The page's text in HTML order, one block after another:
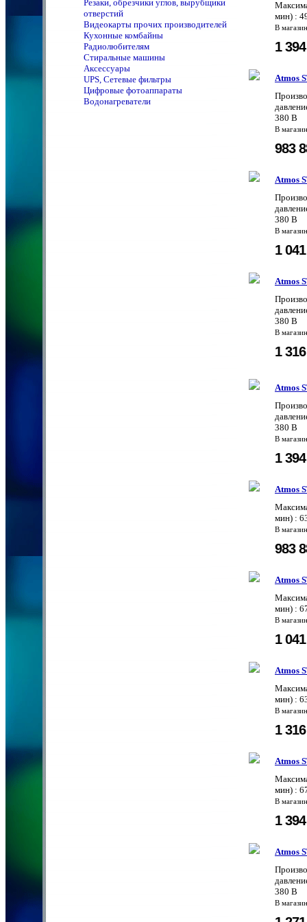
Резаки, обрезчики углов, вырубщики
отверстий
Видеокарты прочих производителей
Кухонные комбайны
Радиолюбителям
Стиральные машины
Аксессуары
UPS, Сетевые фильтры
Цифровые фотоаппараты
Водонагреватели
мин) :
В
1
Atmos
380 В
В
983
Atmos
380 В
В
1
Atmos
380 В
В
1
Atmos
380 В
В
1
Atmos
мин) :
В
983
Atmos
мин) :
В
1
Atmos
мин) :
В
1
Atmos
мин) :
В
1
Atmos
380 В
В